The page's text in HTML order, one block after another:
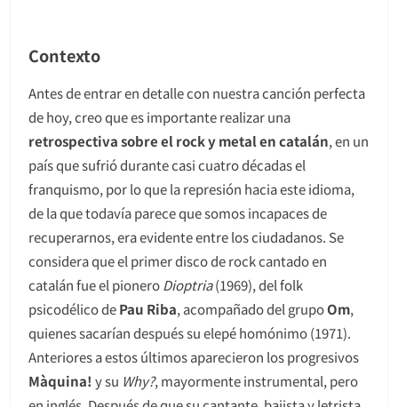
Contexto
Antes de entrar en detalle con nuestra canción perfecta
de hoy, creo que es importante realizar una
retrospectiva sobre el rock y metal en catalán, en un
país que sufrió durante casi cuatro décadas el
franquismo, por lo que la represión hacia este idioma,
de la que todavía parece que somos incapaces de
recuperarnos, era evidente entre los ciudadanos. Se
considera que el primer disco de rock cantado en
catalán fue el pioneroDioptria(1969), del folk
psicodélico dePau Riba, acompañado del grupoOm,
quienes sacarían después su elepé homónimo (1971).
Anteriores a estos últimos aparecieron los progresivos
Màquina! y su Why?, mayormente instrumental, pero